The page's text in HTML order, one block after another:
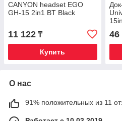
CANYON headset EGO
GH-15 2in1 BT Black
11 122 ₸
Купить
x
46
О нас
91% положительных из 11